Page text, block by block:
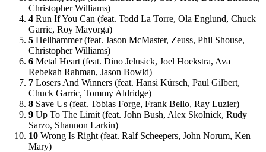
Christopher Williams)
4 Run If You Can (feat. Todd La Torre, Ola Englund, Chuck
Garric, Roy Mayorga)
5 Hellhammer (feat. Jason McMaster, Zeuss, Phil Shouse,
Christopher Williams)
6 Metal Heart (feat. Dino Jelusick, Joel Hoekstra, Ava
Rebekah Rahman, Jason Bowld)
7 Losers And Winners (feat. Hansi Kürsch, Paul Gilbert,
Chuck Garric, Tommy Aldridge)
8 Save Us (feat. Tobias Forge, Frank Bello, Ray Luzier)
9 Up To The Limit (feat. John Bush, Alex Skolnick, Rudy
Sarzo, Shannon Larkin)
10 Wrong Is Right (feat. Ralf Scheepers, John Norum, Ken
Mary)